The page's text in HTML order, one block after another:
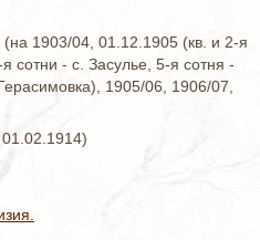
(на 1903/04, 01.12.1905 (кв. и 2-я
я сотни - с. Засулье, 5-я сотня -
1905/06, 1906/07,